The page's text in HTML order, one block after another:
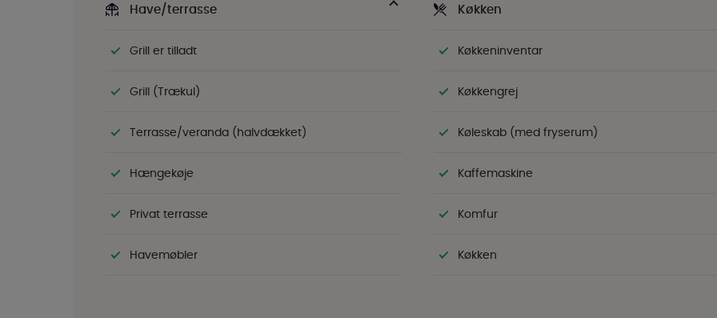
Have/terrasse
Grill er tilladt
Grill (Trækul)
Terrasse/veranda (halvdækket)
Hængekøje
Privat terrasse
Havemøbler
Køkken
Køkkeninventar
Køkkengrej
Køleskab (med fryserum)
Kaffemaskine
Komfur
Køkken